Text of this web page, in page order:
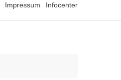
Impressum Infocenter